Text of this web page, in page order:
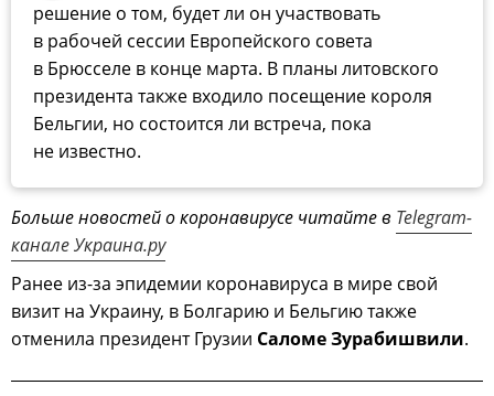
решение о том, будет ли он участвовать
в рабочей сессии Европейского совета
в Брюсселе в конце марта. В планы литовского
президента также входило посещение короля
Бельгии, но состоится ли встреча, пока
не известно.
Больше новостей о коронавирусе читайте в Telegram-
канале Украина.ру
Ранее из-за эпидемии коронавируса в мире свой
визит на Украину, в Болгарию и Бельгию также
отменила президент Грузии Саломе Зурабишвили.